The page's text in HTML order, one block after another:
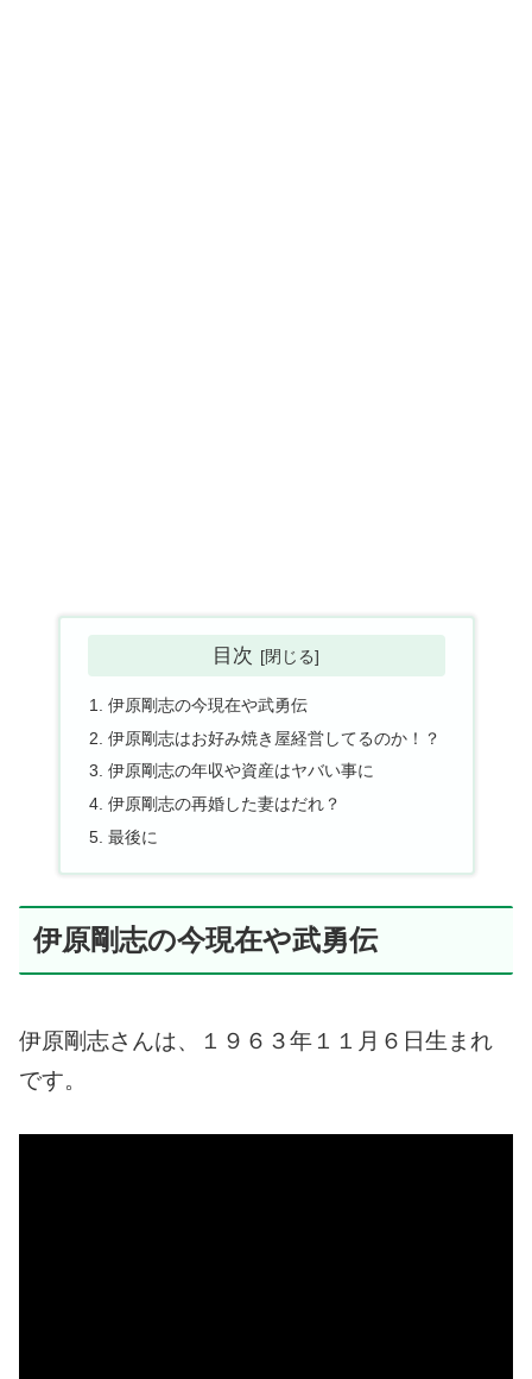
目次
伊原剛志の今現在や武勇伝
伊原剛志はお好み焼き屋経営してるのか！？
伊原剛志の年収や資産はヤバい事に
伊原剛志の再婚した妻はだれ？
最後に
伊原剛志の今現在や武勇伝
伊原剛志さんは、１９６３年１１月６日生まれ
です。